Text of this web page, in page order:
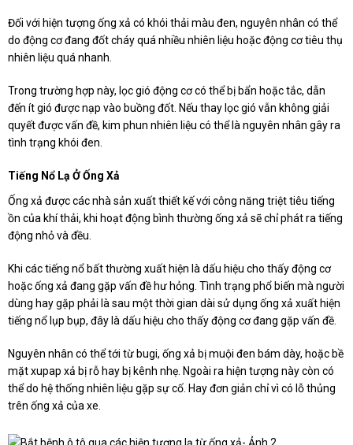
Đối với hiện tượng ống xả có khói thải màu đen, nguyên nhân có thể
do động cơ đang đốt cháy quá nhiều nhiên liệu hoặc động cơ tiêu thụ
nhiên liệu quá nhanh.
Trong trường hợp này, lọc gió động cơ có thể bị bẩn hoặc tắc, dẫn
đến ít gió được nạp vào buồng đốt. Nếu thay lọc gió vẫn không giải
quyết được vấn đề, kim phun nhiên liệu có thể là nguyên nhân gây ra
tình trạng khói đen.
Tiếng Nổ Lạ Ở Ống Xả
Ống xả được các nhà sản xuất thiết kế với công năng triệt tiêu tiếng
ồn của khí thải, khi hoạt động bình thường ống xả sẽ chỉ phát ra tiếng
động nhỏ và đều.
Khi các tiếng nổ bất thường xuất hiện là dấu hiệu cho thấy động cơ
hoặc ống xả đang gặp vấn đề hư hỏng. Tình trạng phổ biến mà người
dùng hay gặp phải là sau một thời gian dài sử dụng ống xả xuất hiện
tiếng nổ lụp bụp, đây là dấu hiệu cho thấy động cơ đang gặp vấn đề.
Nguyên nhân có thể tới từ bugi, ống xả bị muội đen bám dày, hoặc bề
mặt xupap xả bị rỗ hay bị kênh nhẹ. Ngoài ra hiện tượng này còn có
thể do hệ thống nhiên liệu gặp sự cố. Hay đơn giản chỉ vì có lỗ thủng
trên ống xả của xe.